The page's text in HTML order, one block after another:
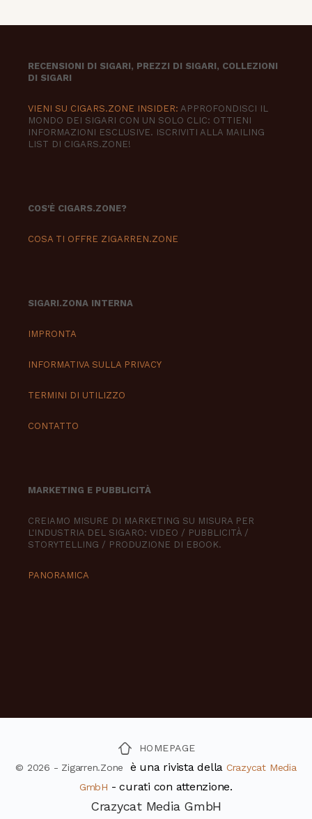
RECENSIONI DI SIGARI, PREZZI DI SIGARI, COLLEZIONI
DI SIGARI
VIENI SU CIGARS.ZONE INSIDER: APPROFONDISCI IL
MONDO DEI SIGARI CON UN SOLO CLIC: OTTIENI
INFORMAZIONI ESCLUSIVE. ISCRIVITI ALLA MAILING
LIST DI CIGARS.ZONE!
COS'È CIGARS.ZONE?
COSA TI OFFRE ZIGARREN.ZONE
SIGARI.ZONA INTERNA
IMPRONTA
INFORMATIVA SULLA PRIVACY
TERMINI DI UTILIZZO
CONTATTO
MARKETING E PUBBLICITÀ
CREIAMO MISURE DI MARKETING SU MISURA PER
L'INDUSTRIA DEL SIGARO: VIDEO / PUBBLICITÀ /
STORYTELLING / PRODUZIONE DI EBOOK.
PANORAMICA
HOMEPAGE
© 2026 - Zigarren.Zone è una rivista della Crazycat Media
GmbH - curati con attenzione.
Crazycat Media GmbH